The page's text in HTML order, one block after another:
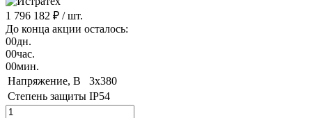
1 796 182 ₽ / шт.
До конца акции осталось:
00дн.
00час.
00мин.
Напряжение, B
3х380
Степень защиты IP54